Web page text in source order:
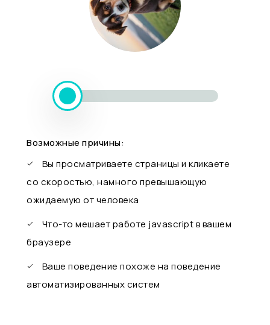
Возможные причины:
Вы просматриваете страницы и кликаете
со скоростью, намного превышающую
ожидаемую от человека
Что-то мешает работе javascript в вашем
браузере
Ваше поведение похоже на поведение
автоматизированных систем